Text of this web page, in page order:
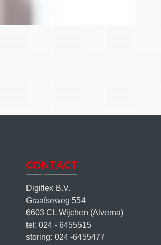
CONTACT
Digiflex B.V.
Graafseweg 554
6603 CL Wijchen (Alverna)
tel: 024 - 6455515
storing: 024 -6455477